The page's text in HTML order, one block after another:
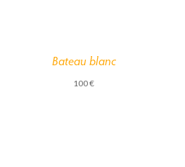
Bateau blanc
100€